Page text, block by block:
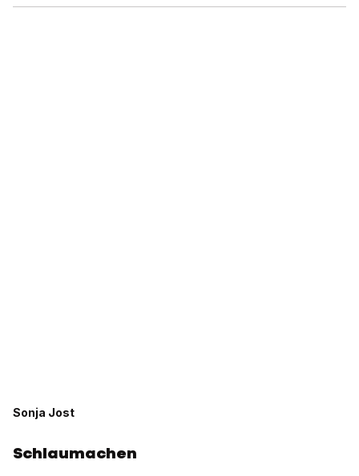
Sonja Jost
Schlaumachen